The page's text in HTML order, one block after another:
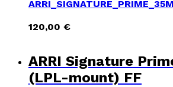
120,00 €
ARRI Signature
(LPL-mount) FF